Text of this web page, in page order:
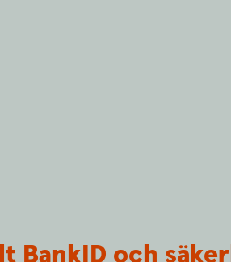
BankID och